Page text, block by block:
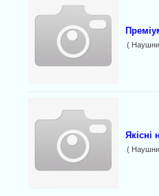
(
Якісні
(